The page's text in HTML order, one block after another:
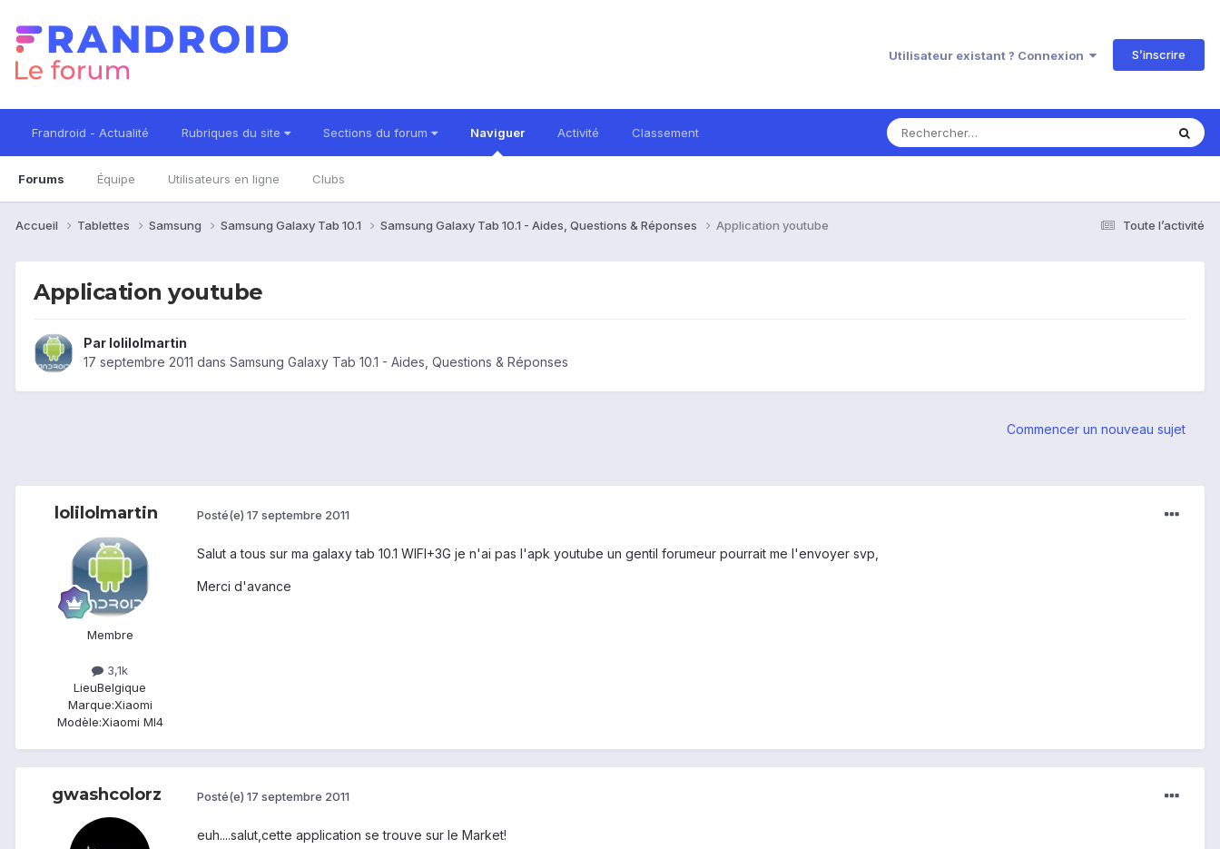
Utilisateur existant ? Connexion S’inscrire
Frandroid - Actualité Rubriques du site Sections du forum Naviguer
Forums Équipe Utilisateurs en ligne Clubs
Activité Classement
Toute l’activité
Accueil Tablettes Samsung Samsung Galaxy Tab 10.1 Samsung Galaxy Tab 10.1 - Aides, Questions & Réponses Application youtube
Application youtube
Par lolilolmartin
17 septembre 2011 dans Samsung Galaxy Tab 10.1 - Aides, Questions & Réponses
Commencer un nouveau sujet
lolilolmartin
Membre
3,1k
LieuBelgique
Marque:Xiaomi
Modèle:Xiaomi MI4
Posté(e) 17 septembre 2011
Salut a tous sur ma galaxy tab 10.1 WIFI+3G je n'ai pas l'apk youtube un gentil forumeur pourrait me l'envoyer svp,
Merci d'avance
gwashcolorz Posté(e) 17 septembre 2011
euh....salut,cette application se trouve sur le Market!